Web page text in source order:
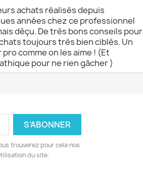
achats réalisés depuis
années chez ce professionnel
déçu. De très bons conseils pour
toujours très bien ciblés. Un
comme on les aime ! (Et
pour ne rien gâcher )
trouverez pour cela nos
du site.